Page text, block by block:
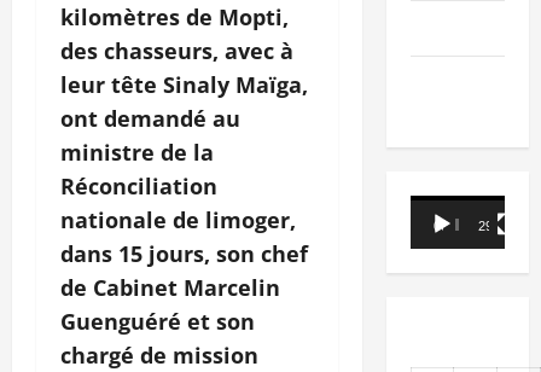
kilomètres de Mopti,
des chasseurs, avec à
leur tête Sinaly Maïga,
ont demandé au
ministre de la
Réconciliation
nationale de limoger,
dans 15 jours, son chef
de Cabinet Marcelin
Guenguéré et son
chargé de mission
Lecteur
vidéo
00:00 29:21